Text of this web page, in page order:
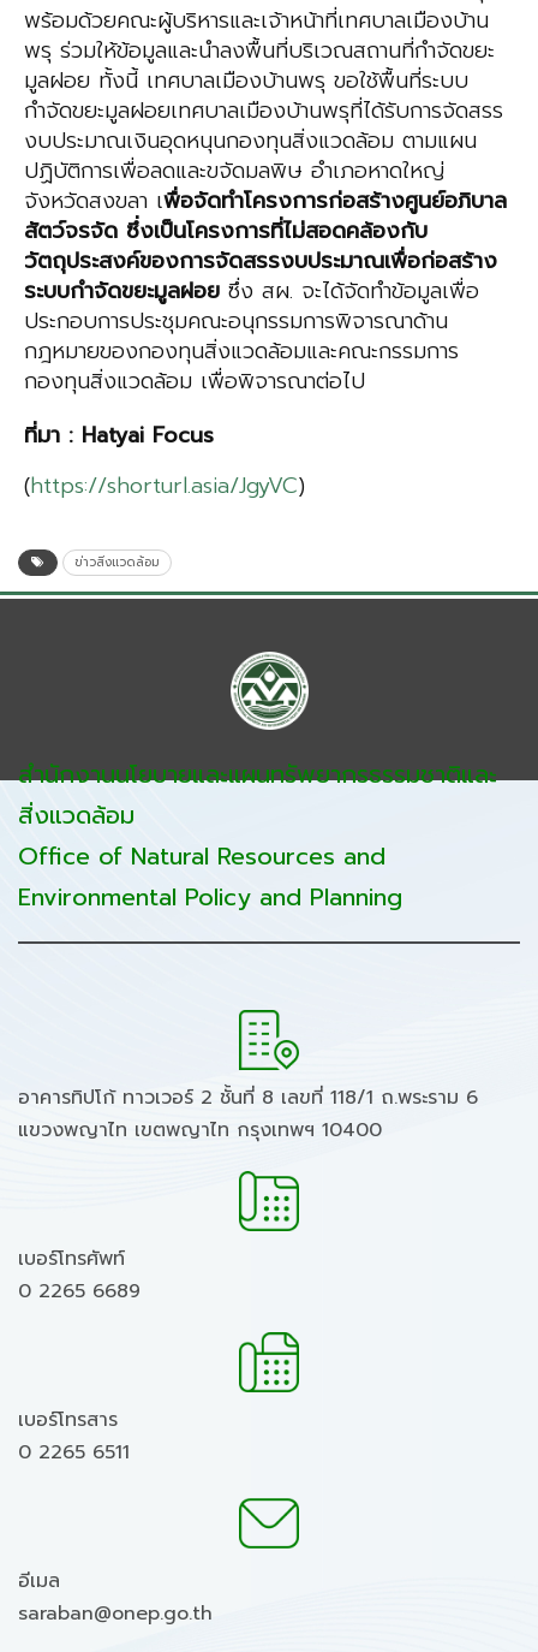
พร้อมด้วยคณะผู้บริหารและเจ้าหน้าที่เทศบาลเมืองบ้าน
พรุ ร่วมให้ข้อมูลและนำลงพื้นที่บริเวณสถานที่กำจัดขยะ
มูลฝอย ทั้งนี้ เทศบาลเมืองบ้านพรุ ขอใช้พื้นที่ระบบ
กำจัดขยะมูลฝอยเทศบาลเมืองบ้านพรุที่ได้รับการจัดสรร
งบประมาณเงินอุดหนุนกองทุนสิ่งแวดล้อม ตามแผน
ปฏิบัติการเพื่อลดและขจัดมลพิษ อำเภอหาดใหญ่
จังหวัดสงขลา เพื่อจัดทำโครงการก่อสร้างศูนย์อภิบาล
สัตว์จรจัด ซึ่งเป็นโครงการที่ไม่สอดคล้องกับ
วัตถุประสงค์ของการจัดสรรงบประมาณเพื่อก่อสร้าง
ระบบกำจัดขยะมูลฝอย ซึ่ง สผ. จะได้จัดทำข้อมูลเพื่อ
ประกอบการประชุมคณะอนุกรรมการพิจารณาด้าน
กฎหมายของกองทุนสิ่งแวดล้อมและคณะกรรมการ
กองทุนสิ่งแวดล้อม เพื่อพิจารณาต่อไป
ที่มา : Hatyai Focus
(https://shorturl.asia/JgyVC)
ข่าวสิ่งแวดล้อม
สำนักงานนโยบายและแผนทรัพยากรธรรมชาติและ
สิ่งแวดล้อม
Office of Natural Resources and
Environmental Policy and Planning
อาคารทิปโก้ ทาวเวอร์ 2 ชั้นที่ 8 เลขที่ 118/1 ถ.พระราม 6
แขวงพญาไท เขตพญาไท กรุงเทพฯ 10400
เบอร์โทรศัพท์
0 2265 6689
เบอร์โทรสาร
0 2265 6511
อีเมล
saraban@onep.go.th